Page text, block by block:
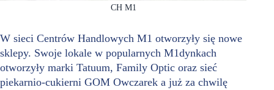
CH M1
W sieci Centrów Handlowych M1 otworzyły się nowe
sklepy. Swoje lokale w popularnych M1dynkach
otworzyły marki Tatuum, Family Optic oraz sieć
piekarnio-cukierni GOM Owczarek a już za chwilę